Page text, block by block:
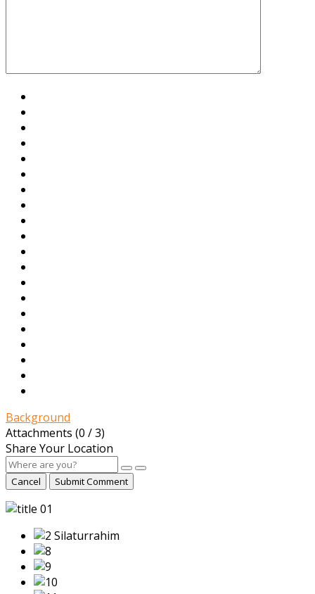
Background
Attachments (0 / 3)
Share Your Location
Cancel Submit Comment